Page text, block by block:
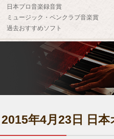
日本プロ音楽録音賞
ミュージック・ペンクラブ音楽賞
過去おすすめソフト
2015年4月23日 日